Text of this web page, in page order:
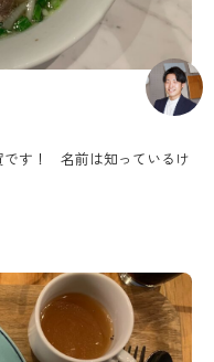
です！ 名前は知っているけ